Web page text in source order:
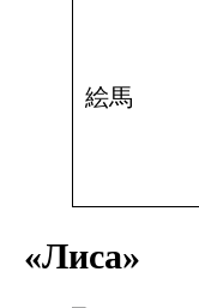
絵馬
«Лиса»